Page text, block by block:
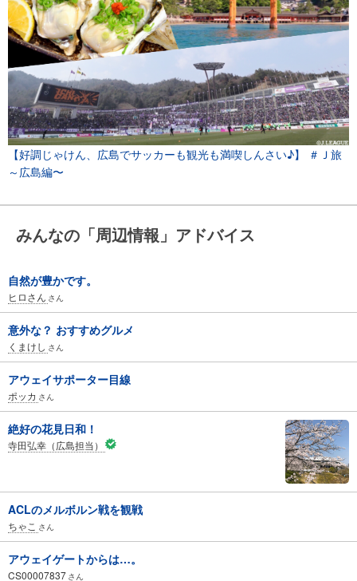
【好調じゃけん、広島でサッカーも観光も満喫しんさい♪】 ＃Ｊ旅
～広島編〜
みんなの「周辺情報」アドバイス
自然が豊かです。
ヒロさん さん
意外な？ おすすめグルメ
くまけし さん
アウェイサポーター目線
ポッカ さん
絶好の花見日和！
寺田弘幸（広島担当）
ACLのメルボルン戦を観戦
ちゃこ さん
アウェイゲートからは…。
CS00007837 さん